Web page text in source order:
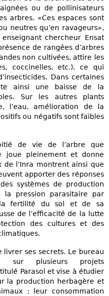
ou de pollinisateurs
arbres. «Ces espaces sont
neutres qu’en ravageurs»,
chercheur Ensat
de rangées d’arbres
non cultivées, attire les
coccinelles, etc.), ce qui
Dans certaines
ainsi une baisse de la
Sur les autres plants
l’eau, amélioration de la
ou négatifs sont faibles
de vie de l’arbre que
joue pleinement et donne
l’Inra montrent ainsi que
apporter des réponses
systèmes de production
la pression parasitaire par
la fertilité du sol et de sa
de l’efficacité de la lutte
des cultures et des
livrer ses secrets. Le bureau
sur plusieurs projets
Parasol et vise à étudier
la production herbagère et
: leur consommation